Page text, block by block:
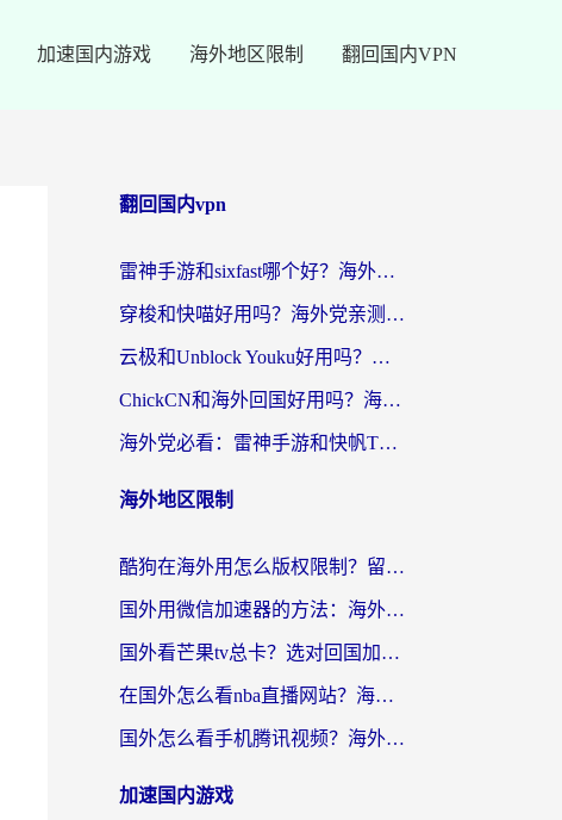
加速国内游戏 海外地区限制 翻回国内VPN
翻回国内vpn
雷神手游和sixfast哪个好？海外党亲测3款回国加速器，教你选对不踩坑
穿梭和快喵好用吗？海外党亲测：小众加速器对比+番茄加速器深度体验
云极和Unblock Youku好用吗？海外党亲测+2026回国加速器避坑指南
ChickCN和海外回国好用吗？海外党2026亲测：从手游到影音，选对加速器的3个关键
海外党必看：雷神手游和快帆TV版好用吗？3步选对回国加速器不踩坑
海外地区限制
酷狗在海外用怎么版权限制？留学生亲测：3步解决听国内音乐难题
国外用微信加速器的方法：海外党无缝连接国内生活的实用指南
国外看芒果tv总卡？选对回国加速器，轻松追《浪姐》不费劲
在国外怎么看nba直播网站？海外党专属体育观赛指南，告别地区限制！
国外怎么看手机腾讯视频？海外党亲测有效的追剧加速器选择指南
加速国内游戏